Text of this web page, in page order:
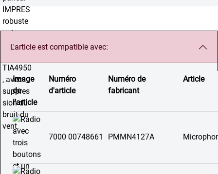
L'article est compatible avec:
Image
de
l'article
Numéro
d'article
Numéro de
fabricant
Article
7000 00748661 PMMN4127A